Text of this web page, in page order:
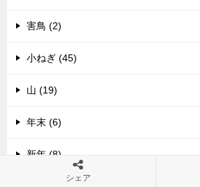
害鳥 (2)
小ねぎ (45)
山 (19)
年末 (6)
新年 (8)
シェア